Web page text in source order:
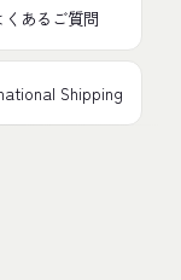
くあるご質問
Shipping